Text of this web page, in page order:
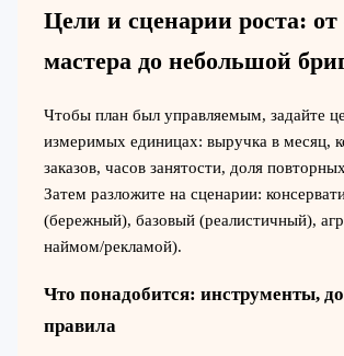
Цели и сценарии роста: от
мастера до небольшой
Чтобы план был управляемым, задайте
измеримых единицах: выручка в месяц,
заказов, часов занятости, доля
Затем разложите на сценарии:
(бережный), базовый (реалистичный),
наймом/рекламой).
Что понадобится: инструменты,
правила